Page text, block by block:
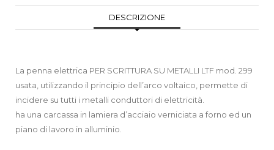
DESCRIZIONE
La penna elettrica PER SCRITTURA SU METALLI LTF mod. 299
usata, utilizzando il principio dell’arco voltaico, permette di
incidere su tutti i metalli conduttori di elettricità.
ha una carcassa in lamiera d’acciaio verniciata a forno ed un
piano di lavoro in alluminio.